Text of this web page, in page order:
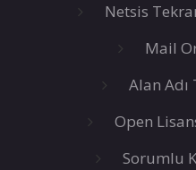
Netsis
Mail
Alan Adı
Open
Sorumlu